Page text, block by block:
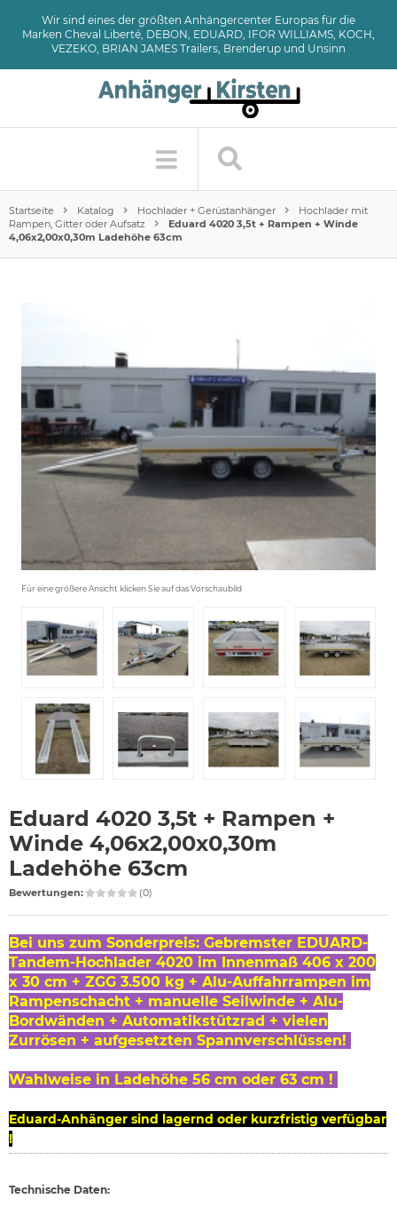
Wir sind eines der größten Anhängercenter Europas für die
Marken Cheval Liberté, DEBON, EDUARD, IFOR WILLIAMS, KOCH,
VEZEKO, BRIAN JAMES Trailers, Brenderup und Unsinn
Startseite Katalog Hochlader + Gerüstanhänger
Hochlader mit
Rampen, Gitter oder Aufsatz
Eduard 4020 3,5t + Rampen + Winde
4,06x2,00x0,30m Ladehöhe 63cm
Für eine größere Ansicht klicken Sie auf das Vorschaubild
Eduard 4020 3,5t + Rampen +
Winde 4,06x2,00x0,30m
Ladehöhe 63cm
Bewertungen: (0)
Bei uns zum Sonderpreis: Gebremster EDUARD-
Tandem-Hochlader 4020 im Innenmaß 406 x 200
x 30 cm + ZGG 3.500 kg + Alu-Auffahrrampen im
Rampenschacht + manuelle Seilwinde + Alu-
Bordwänden + Automatikstützrad + vielen
Zurrösen + aufgesetzten Spannverschlüssen!
Wahlweise in Ladehöhe 56 cm oder 63 cm !
Eduard-Anhänger sind lagernd oder kurzfristig verfügbar
!
Technische Daten: